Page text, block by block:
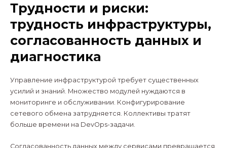
Трудности и риски:
трудность инфраструктуры,
согласованность данных и
диагностика
Управление инфраструктурой требует существенных
усилий и знаний. Множество модулей нуждаются в
мониторинге и обслуживании. Конфигурирование
сетевого обмена затрудняется. Коллективы тратят
больше времени на DevOps-задачи.
Согласованность данных между сервисами превращается